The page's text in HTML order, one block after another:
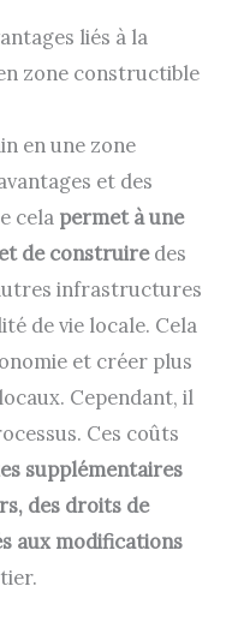
liés à la
zone constructible
en une zone
et des
cela permet à une
de construiredes
infrastructures
de vie locale. Cela
et créer plus
Cependant, il
Ces coûts
supplémentaires
des droits de
aux modifications